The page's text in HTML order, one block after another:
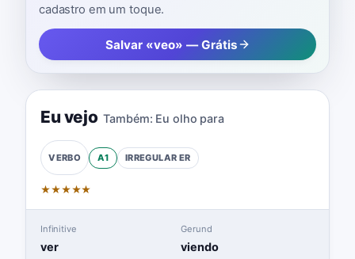
cadastro em um toque.
Salvar «veo» — Grátis
Eu vejo Também: Eu olho para
VERBO A1 IRREGULAR ER
★★★★★
Infinitive
ver
Gerund
viendo